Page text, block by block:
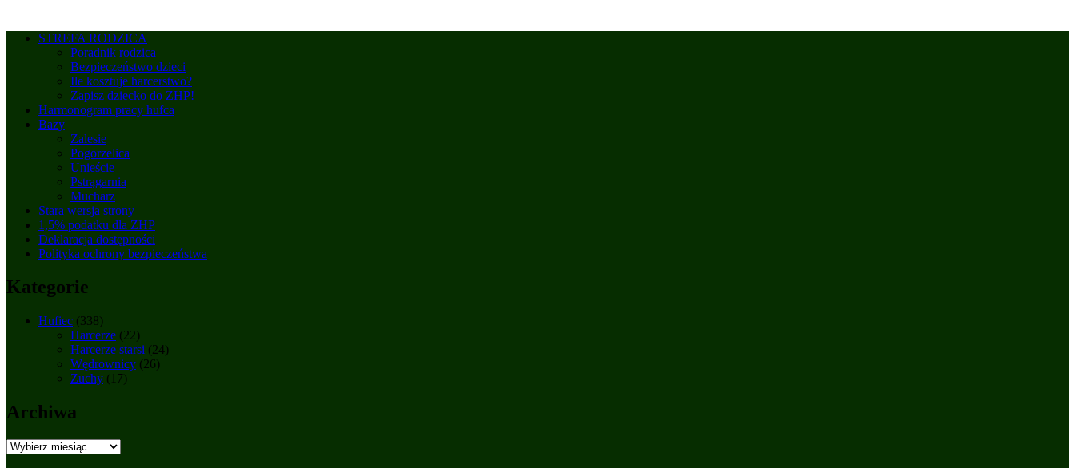
STREFA RODZICA
Poradnik rodzica
Bezpieczeństwo dzieci
Ile kosztuje harcerstwo?
Zapisz dziecko do ZHP!
Harmonogram pracy hufca
Bazy
Zalesie
Pogorzelica
Unieście
Pstrągarnia
Mucharz
Stara wersja strony
1,5% podatku dla ZHP
Deklaracja dostępności
Polityka ochrony bezpieczeństwa
Kategorie
Hufiec (338)
Harcerze (22)
Harcerze starsi (24)
Wędrownicy (26)
Zuchy (17)
Archiwa
Archiwa